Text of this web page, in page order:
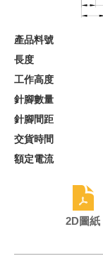
產品料號
長度
工作高度
針腳數量
針腳間距
交貨時間
額定電流
2D圖紙